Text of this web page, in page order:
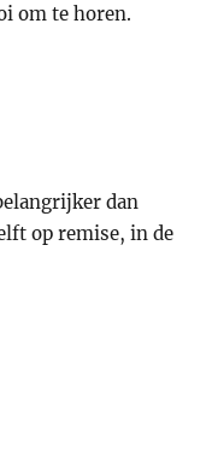
om te horen.
dan
op remise, in de